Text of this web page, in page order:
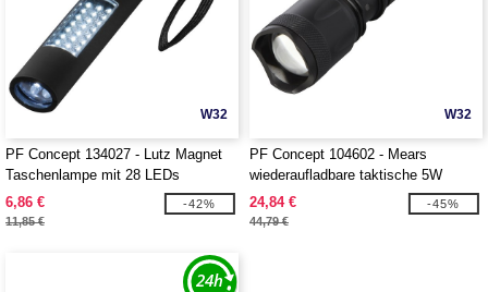
W32
PF Concept 134027 - Lutz Magnet
Taschenlampe mit 28 LEDs
6,86 €
11,85 €
-42%
W32
PF Concept 104602 - Mears
wiederaufladbare taktische 5W
Taschenlampe
24,84 €
44,79 €
-45%